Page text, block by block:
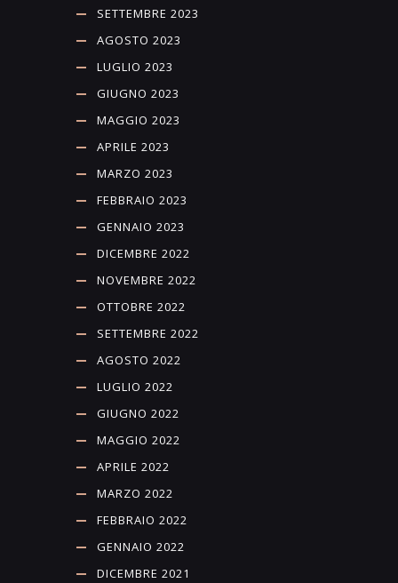
SETTEMBRE 2023
AGOSTO 2023
LUGLIO 2023
GIUGNO 2023
MAGGIO 2023
APRILE 2023
MARZO 2023
FEBBRAIO 2023
GENNAIO 2023
DICEMBRE 2022
NOVEMBRE 2022
OTTOBRE 2022
SETTEMBRE 2022
AGOSTO 2022
LUGLIO 2022
GIUGNO 2022
MAGGIO 2022
APRILE 2022
MARZO 2022
FEBBRAIO 2022
GENNAIO 2022
DICEMBRE 2021